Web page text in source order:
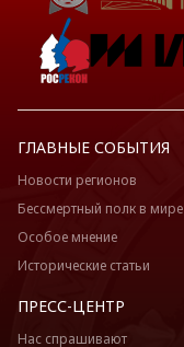
ГЛАВНЫЕ СОБЫТИЯ
Новости регионов
Бессмертный полк в мире
Особое мнение
Исторические статьи
ПРЕСС-ЦЕНТР
Нас спрашивают